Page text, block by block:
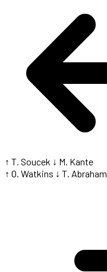
↑ T. Soucek ↓ M. Kante
↑ O. Watkins ↓ T. Abraham